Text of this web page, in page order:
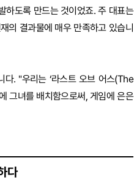
하도록 만드는 것이었죠. 주 대표는
의 결과물에 매우 만족하고 있습니
다. "우리는 ‘라스트 오브 어스(The
그녀를 배치함으로써, 게임에 은은
다